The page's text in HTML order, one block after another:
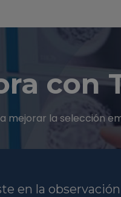
con
mejorar la selección
en la